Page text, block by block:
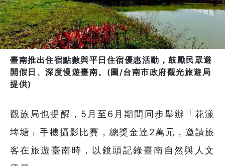
臺南推出住宿點數與平日住宿優惠活動，鼓勵民眾避
開假日、深度慢遊臺南。(圖/台南市政府觀光旅遊局
提供)
觀旅局也提醒，5月至6月期間同步舉辦「花漾
埤塘」手機攝影比賽，總獎金達2萬元，邀請旅
客在旅遊臺南時，以鏡頭記錄臺南自然與人文